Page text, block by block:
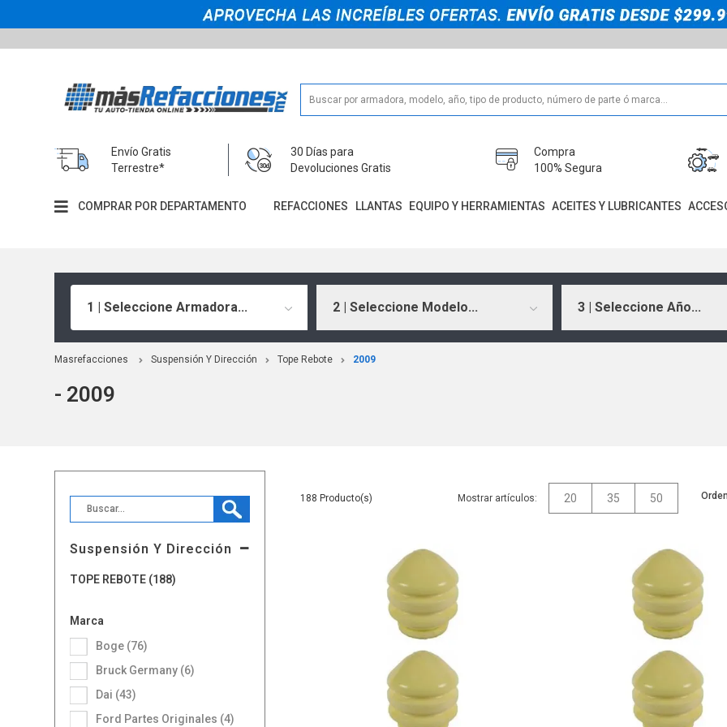
Envío Gratis
Terrestre*
30 Días para
Devoluciones Gratis
Compra
100% Segura
COMPRAR POR DEPARTAMENTO REFACCIONES LLANTAS EQUIPO Y HERRAMIENTAS ACEITES Y LUBRICANTES
1 | Seleccione Armadora... 2 | Seleccione Modelo... 3 | Seleccione Año...
Masrefacciones Suspensión Y Dirección Tope Rebote 2009
- 2009
Suspensión Y Dirección
TOPE REBOTE (188)
Marca
Boge (76)
Bruck Germany (6)
Dai (43)
Ford Partes Originales (4)
188 Mostrar artículos: 20 35 50